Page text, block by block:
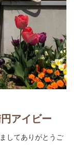
アイビー
してありがとうご